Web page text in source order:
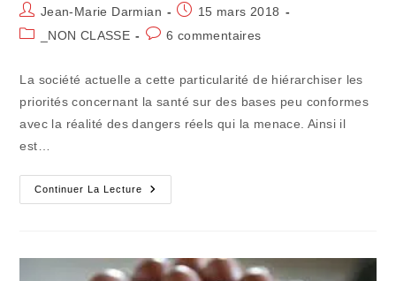
Auteur/autrice
de
Jean-Marie Darmian
Publication
15 mars 2018
Post
_NON CLASSE
Commentaires
publication :
6 commentaires
La société actuelle a cette particularité de hiérarchiser les
priorités concernant la santé sur des bases peu conformes
avec la réalité des dangers réels qui la menace. Ainsi il
est…
Continuer La Lecture
On
Peut
Les
Ravages